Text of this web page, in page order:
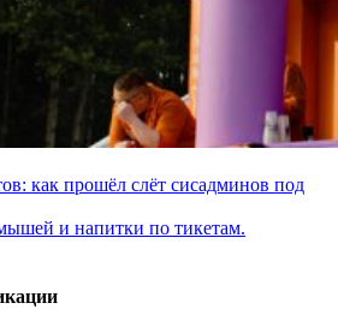
как прошёл слёт сисадминов под
и напитки по тикетам.